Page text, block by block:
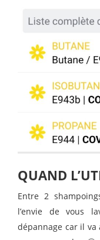
QUAND
Entre 2
l’envie de vous
dépannage car il va